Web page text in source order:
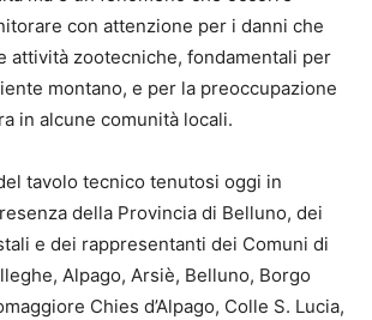
con attenzione per i danni che
attività zootecniche, fondamentali per
montano, e per la preoccupazione
in alcune comunità locali.
del tavolo tecnico tenutosi oggi in
della Provincia di Belluno, dei
e dei rappresentanti dei Comuni di
Alpago, Arsiè, Belluno, Borgo
Chies d’Alpago, Colle S. Lucia,